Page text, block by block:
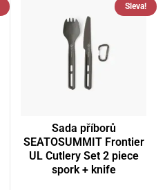
Sleva!
Sada příborů
SEATOSUMMIT Frontier
UL Cutlery Set 2 piece
spork + knife